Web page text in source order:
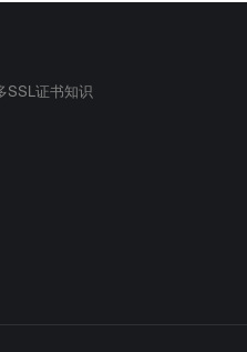
SSL证书知识